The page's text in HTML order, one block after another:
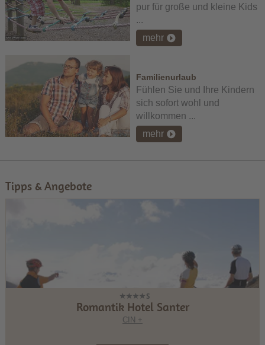
pur für große und kleine Kids
...
mehr
Familienurlaub
Fühlen Sie und Ihre Kindern
sich sofort wohl und
willkommen ...
mehr
Tipps & Angebote
Romantik Hotel Santer
CIN +